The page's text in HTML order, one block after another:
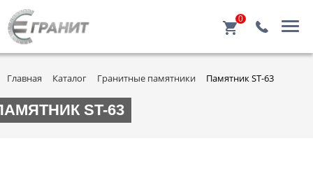
0
Главная Каталог Гранитные памятники Памятник ST-63
ST-63